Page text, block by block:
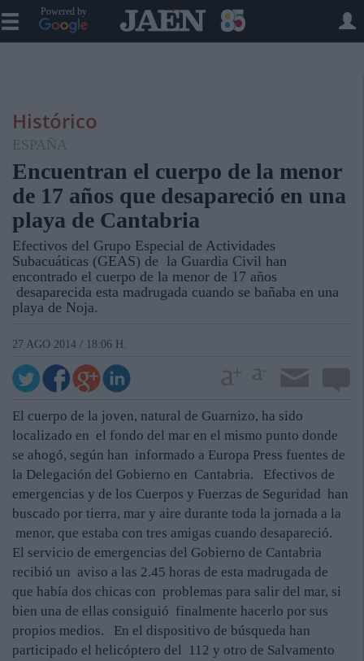
Powered by
Histórico
ESPAÑA
Encuentran el cuerpo de la menor
de 17 años que desapareció en una
playa de Cantabria
Efectivos del Grupo Especial de Actividades
Subacuáticas (GEAS) de la Guardia Civil han
encontrado el cuerpo de la menor de 17 años
desaparecida esta madrugada cuando se bañaba en una
playa de Noja.
27 AGO 2014 / 18:06 H.
El cuerpo de la joven, natural de Guarnizo, ha sido
localizado en el fondo del mar en el mismo punto donde
se ahogó, según han informado a Europa Press fuentes de
la Delegación del Gobierno en Cantabria. Efectivos de
emergencias y de los Cuerpos y Fuerzas de Seguridad han
buscado por tierra, mar y aire durante toda la jornada a la
menor, que estaba con tres amigas cuando desapareció.
El servicio de emergencias del Gobierno de Cantabria
recibió un aviso a las 2.45 horas de esta madrugada de
que había dos chicas con problemas para salir del mar, si
bien una de ellas consiguió finalmente hacerlo por sus
propios medios. En el dispositivo de búsqueda han
participado el helicóptero del 112 y otro de Salvamento